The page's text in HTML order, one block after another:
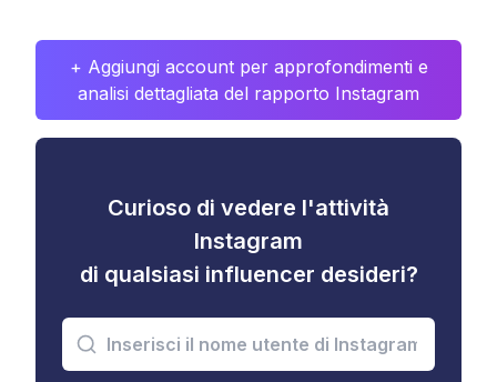
+ Aggiungi account per approfondimenti e
analisi dettagliata del rapporto Instagram
Curioso di vedere l'attività
Instagram
di qualsiasi influencer desideri?